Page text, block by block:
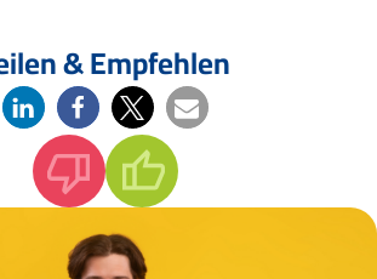
& Empfehlen